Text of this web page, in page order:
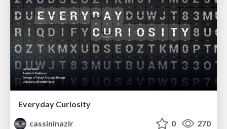
Everyday Curiosity
cassininazir
0 270